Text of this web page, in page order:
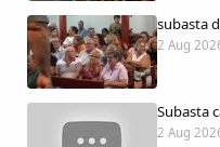
Diccionario
Traductor
subasta
2 Aug
2 Aug